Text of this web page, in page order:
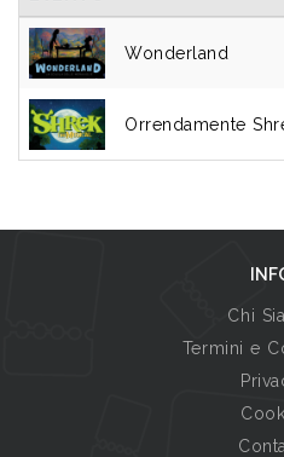
Wonderland
Orrendamente
Chi
Termini e